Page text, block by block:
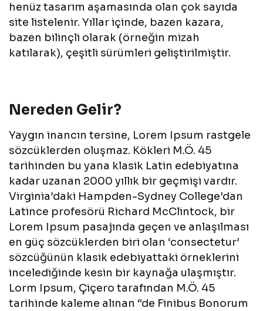
henüz tasarım aşamasında olan çok sayıda
site listelenir. Yıllar içinde, bazen kazara,
bazen bilinçli olarak (örneğin mizah
katılarak), çeşitli sürümleri geliştirilmiştir.
Nereden Gelir?
Yaygın inancın tersine, Lorem Ipsum rastgele
sözcüklerden oluşmaz. Kökleri M.Ö. 45
tarihinden bu yana klasik Latin edebiyatına
kadar uzanan 2000 yıllık bir geçmişi vardır.
Virginia’daki Hampden-Sydney College’dan
Latince profesörü Richard McClintock, bir
Lorem Ipsum pasajında geçen ve anlaşılması
en güç sözcüklerden biri olan ‘consectetur’
sözcüğünün klasik edebiyattaki örneklerini
incelediğinde kesin bir kaynağa ulaşmıştır.
Lorm Ipsum, Çiçero tarafından M.Ö. 45
tarihinde kaleme alınan “de Finibus Bonorum